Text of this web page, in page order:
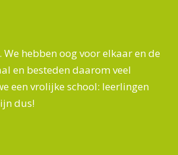
hebben oog voor elkaar en de
en besteden daarom veel
een vrolijke school: leerlingen
dus!